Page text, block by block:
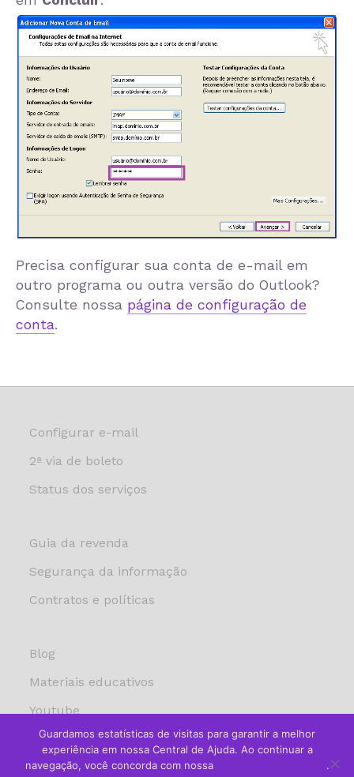
Precisa configurar sua conta de e-mail em
outro programa ou outra versão do Outlook?
Consulte nossa página de configuração de
conta.
Configurar e-mail
2ª via de boleto
Status dos serviços
Guia da revenda
Segurança da informação
Contratos e políticas
Blog
Materiais educativos
Youtube
Guardamos estatísticas de visitas para garantir a melhor
experiência em nossa Central de Ajuda. Ao continuar a
navegação, você concorda com nossa
.